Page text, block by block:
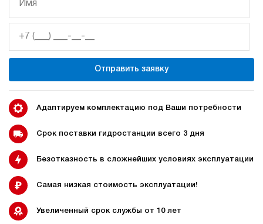
Компактная маслостанция НЭР-3И161Т
62 375 руб -13% 70 484 руб Купить
электрический
Компактная маслостанция НЭР-3И181Т
3.8
62 375 руб
180
3
Отправить заявку
Адаптируем комплектацию под Ваши потребности
Срок поставки гидростанции всего 3 дня
Безотказность в сложнейших условиях эксплуатации
Самая низкая стоимость эксплуатации!
Увеличенный срок службы от 10 лет